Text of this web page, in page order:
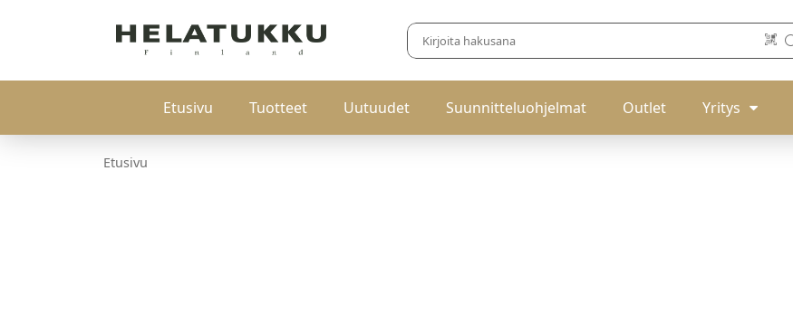
Etusivu Tuotteet Uutuudet Suunnitteluohjelmat Outlet Yritys
Etusivu